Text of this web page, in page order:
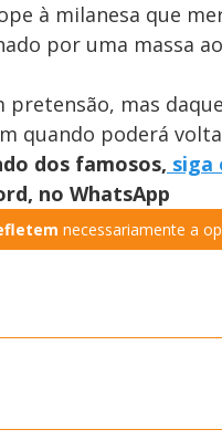
à milanesa que
por uma massa
pretensão, mas
quando poderá
dos famosos, siga
no WhatsApp
necessariamente a